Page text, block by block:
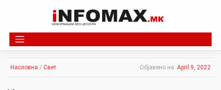
Насловна / Свет Објавено на: April 9, 2022